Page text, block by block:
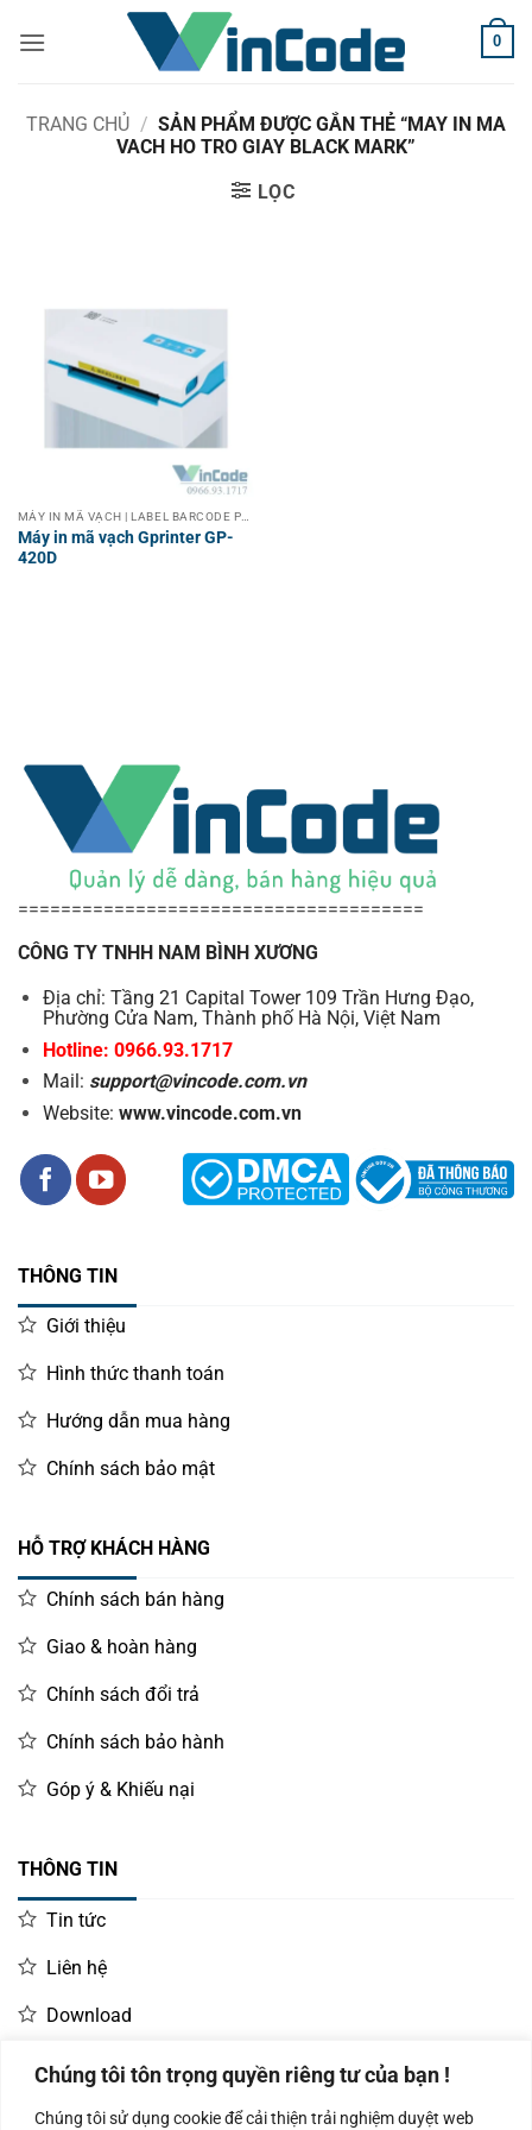
Chúng tôi tôn trọng quyền riêng tư của bạn !
Chúng tôi sử dụng cookie để cải thiện trải nghiệm duyệt web
qua
0
TRANG CHỦ / SẢN PHẨM ĐƯỢC GẮN THẺ “MAY IN MA
VACH HO TRO GIAY BLACK MARK”
LỌC
Máy in mã vạch Gprinter GP-
420D
======================================
CÔNG TY TNHH NAM BÌNH XƯƠNG
Địa chỉ: Tầng 21 Capital Tower 109 Trần Hưng Đạo,
Phường Cửa Nam, Thành phố Hà Nội, Việt Nam
Hotline: 0966.93.1717
Mail: support@vincode.com.vn
Website: www.vincode.com.vn
THÔNG TIN
Giới thiệu
Hình thức thanh toán
Hướng dẫn mua hàng
Chính sách bảo mật
HỖ TRỢ KHÁCH HÀNG
Chính sách bán hàng
Giao & hoàn hàng
Chính sách đổi trả
Chính sách bảo hành
Góp ý & Khiếu nại
THÔNG TIN
Tin tức
Liên hệ
Download
LIÊN HỆ MUA HÀNG